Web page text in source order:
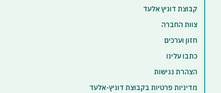
קבוצת דוניץ אלעד
צוות החברה
חזון וערכים
כתבו עלינו
הצהרת נגישות
מדיניות פרטיות בקבוצת דוניץ-אלעד